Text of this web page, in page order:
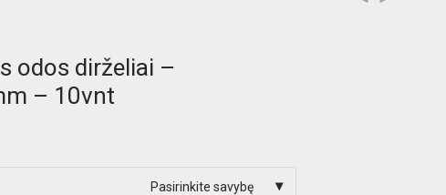
odos dirželiai –
– 10vnt
Pasirinkite savybę